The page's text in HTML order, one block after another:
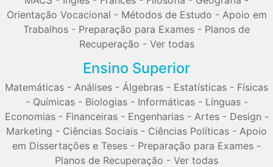
Orientação Vocacional - Métodos de Estudo - Apoio em
Trabalhos - Preparação para Exames - Planos de
Recuperação - Ver todas
Ensino Superior
Matemáticas - Análises - Álgebras - Estatísticas - Físicas
- Químicas- Biologias- Informáticas- Línguas-
Economias- Financeiras- Engenharias- Artes- Design -
Marketing - Ciências Sociais - Ciências Políticas - Apoio
em Dissertações e Teses - Preparação para Exames -
Planos de Recuperação - Ver todas